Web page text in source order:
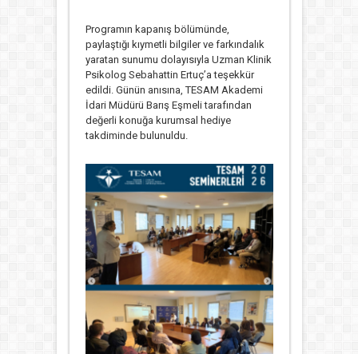
Programın kapanış bölümünde,
paylaştığı kıymetli bilgiler ve farkındalık
yaratan sunumu dolayısıyla Uzman Klinik
Psikolog Sebahattin Ertuç’a teşekkür
edildi. Günün anısına, TESAM Akademi
İdari Müdürü Barış Eşmeli tarafından
değerli konuğa kurumsal hediye
takdiminde bulunuldu.